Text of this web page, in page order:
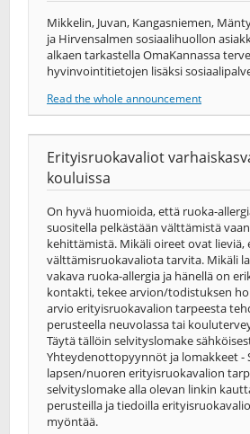
Mikkelin, Juvan, Kangasniemen,
ja Hirvensalmen sosiaalihuollon
alkaen tarkastella OmaKannassa
hyvinvointitietojen lisäksi
Read the whole announcement
Erityisruokavaliot
kouluissa
On hyvä huomioida, että ruoka-
suositella pelkästään välttämistä
kehittämistä. Mikäli oireet ovat lieviä,
välttämisruokavaliota tarvita. Mikäli
vakava ruoka-allergia ja hänellä on
kontakti, tekee arvion/todistuksen
arvio erityisruokavalion tarpeesta
perusteella neuvolassa tai
Täytä tällöin selvityslomake
Yhteydenottopyynnöt ja lomakkeet -
lapsen/nuoren erityisruokavalion
selvityslomake alla olevan linkin
perusteilla ja tiedoilla
myöntää.